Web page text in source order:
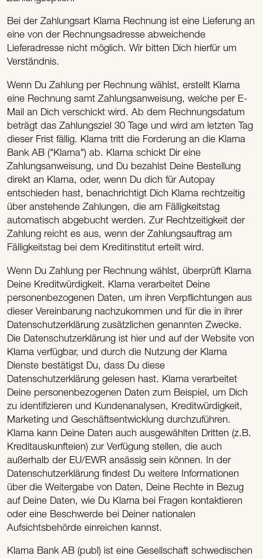
Bei der Zahlungsart Klarna Rechnung ist eine Lieferung an
eine von der Rechnungsadresse abweichende
Lieferadresse nicht möglich. Wir bitten Dich hierfür um
Verständnis.
Wenn Du Zahlung per Rechnung wählst, erstellt Klarna
eine Rechnung samt Zahlungsanweisung, welche per E-
Mail an Dich verschickt wird. Ab dem Rechnungsdatum
beträgt das Zahlungsziel 30 Tage und wird am letzten Tag
dieser Frist fällig. Klarna tritt die Forderung an die Klarna
Bank AB ("Klarna") ab. Klarna schickt Dir eine
Zahlungsanweisung, und Du bezahlst Deine Bestellung
direkt an Klarna, oder, wenn Du dich für Autopay
entschieden hast, benachrichtigt Dich Klarna rechtzeitig
über anstehende Zahlungen, die am Fälligkeitstag
automatisch abgebucht werden. Zur Rechtzeitigkeit der
Zahlung reicht es aus, wenn der Zahlungsauftrag am
Fälligkeitstag bei dem Kreditinstitut erteilt wird.
Wenn Du Zahlung per Rechnung wählst, überprüft Klarna
Deine Kreditwürdigkeit. Klarna verarbeitet Deine
personenbezogenen Daten, um ihren Verpflichtungen aus
dieser Vereinbarung nachzukommen und für die in ihrer
Datenschutzerklärung zusätzlichen genannten Zwecke.
Die Datenschutzerklärung ist hier und auf der Website von
Klarna verfügbar, und durch die Nutzung der Klarna
Dienste bestätigst Du, dass Du diese
Datenschutzerklärung gelesen hast. Klarna verarbeitet
Deine personenbezogenen Daten zum Beispiel, um Dich
zu identifizieren und Kundenanalysen, Kreditwürdigkeit,
Marketing und Geschäftsentwicklung durchzuführen.
Klarna kann Deine Daten auch ausgewählten Dritten (z.B.
Kreditauskunfteien) zur Verfügung stellen, die auch
außerhalb der EU/EWR ansässig sein können. In der
Datenschutzerklärung findest Du weitere Informationen
über die Weitergabe von Daten, Deine Rechte in Bezug
auf Deine Daten, wie Du Klarna bei Fragen kontaktieren
oder eine Beschwerde bei Deiner nationalen
Aufsichtsbehörde einreichen kannst.
Klarna Bank AB (publ) ist eine Gesellschaft schwedischen